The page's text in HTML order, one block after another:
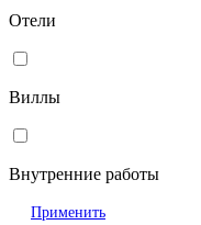
Отели
Виллы
Внутренние работы
Применить